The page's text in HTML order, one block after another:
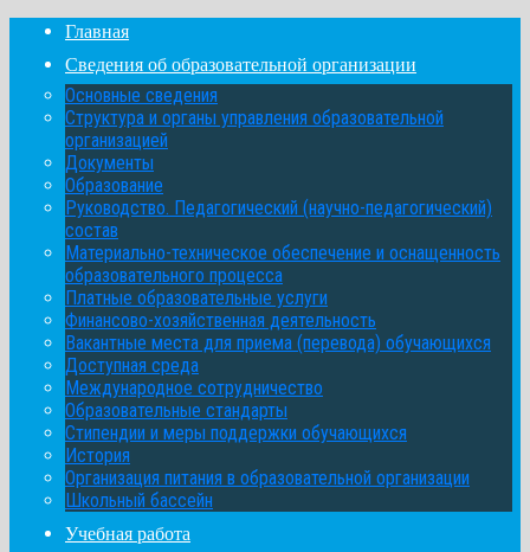
Главная
Сведения об образовательной организации
Основные сведения
Структура и органы управления образовательной
организацией
Документы
Образование
Руководство. Педагогический (научно-педагогический)
состав
Материально-техническое обеспечение и оснащенность
образовательного процесса
Платные образовательные услуги
Финансово-хозяйственная деятельность
Вакантные места для приема (перевода) обучающихся
Доступная среда
Международное сотрудничество
Образовательные стандарты
Стипендии и меры поддержки обучающихся
История
Организация питания в образовательной организации
Школьный бассейн
Учебная работа